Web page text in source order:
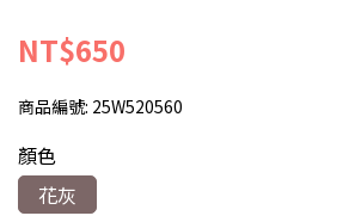
NT$650
商品編號: 25W520560
顏色
花灰